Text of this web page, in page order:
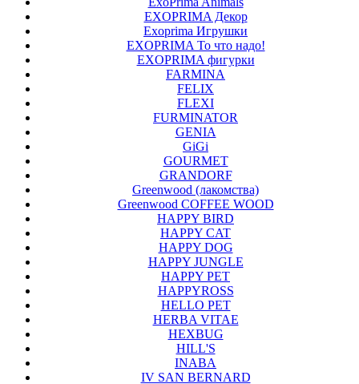
EXOPRIMA Декор
Exoprima Игрушки
EXOPRIMA То что надо!
EXOPRIMA фигурки
FARMINA
FELIX
FLEXI
FURMINATOR
GENIA
GiGi
GOURMET
GRANDORF
Greenwood (лакомства)
Greenwood COFFEE WOOD
HAPPY BIRD
HAPPY CAT
HAPPY DOG
HAPPY JUNGLE
HAPPY PET
HAPPYROSS
HELLO PET
HERBA VITAE
HEXBUG
HILL'S
INABA
IV SAN BERNARD